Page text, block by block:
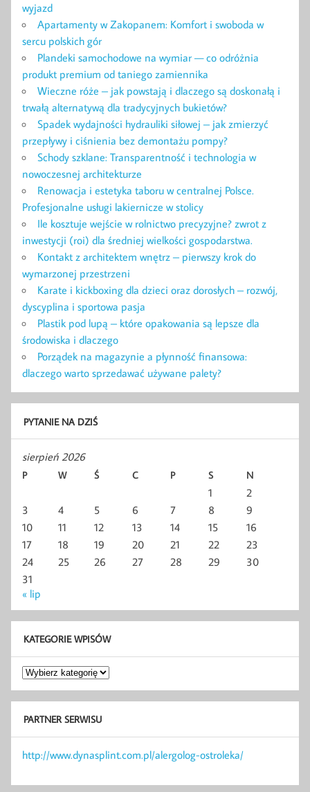
wyjazd
Apartamenty w Zakopanem: Komfort i swoboda w
sercu polskich gór
Plandeki samochodowe na wymiar — co odróżnia
produkt premium od taniego zamiennika
Wieczne róże – jak powstają i dlaczego są doskonałą i
trwałą alternatywą dla tradycyjnych bukietów?
Spadek wydajności hydrauliki siłowej – jak zmierzyć
przepływy i ciśnienia bez demontażu pompy?
Schody szklane: Transparentność i technologia w
nowoczesnej architekturze
Renowacja i estetyka taboru w centralnej Polsce.
Profesjonalne usługi lakiernicze w stolicy
Ile kosztuje wejście w rolnictwo precyzyjne? zwrot z
inwestycji (roi) dla średniej wielkości gospodarstwa.
Kontakt z architektem wnętrz – pierwszy krok do
wymarzonej przestrzeni
Karate i kickboxing dla dzieci oraz dorosłych – rozwój,
dyscyplina i sportowa pasja
Plastik pod lupą – które opakowania są lepsze dla
środowiska i dlaczego
Porządek na magazynie a płynność finansowa:
dlaczego warto sprzedawać używane palety?
PYTANIE NA DZIŚ
sierpień 2026
P W Ś C P S N
1
2
3
4 5 6 7 8
9
10
11 12 13 14 15
16
17
18 19 20 21 22
23
24
25 26 27 28 29
30
31
« lip
KATEGORIE WPISÓW
Kategorie
wpisów
PARTNER SERWISU
http://www.dynasplint.com.pl/alergolog-ostroleka/